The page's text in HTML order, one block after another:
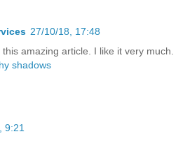
27/10/18, 17:48
amazing article. I like it very much.
shadows
9:21